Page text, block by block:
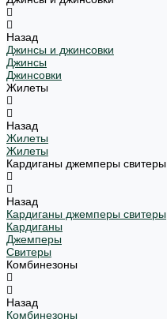
Назад
Джинсы и джинсовки
Джинсы
Джинсовки
Жилеты
Назад
Жилеты
Жилеты
Кардиганы джемперы свитеры
Назад
Кардиганы джемперы свитеры
Кардиганы
Джемперы
Свитеры
Комбинезоны
Назад
Комбинезоны